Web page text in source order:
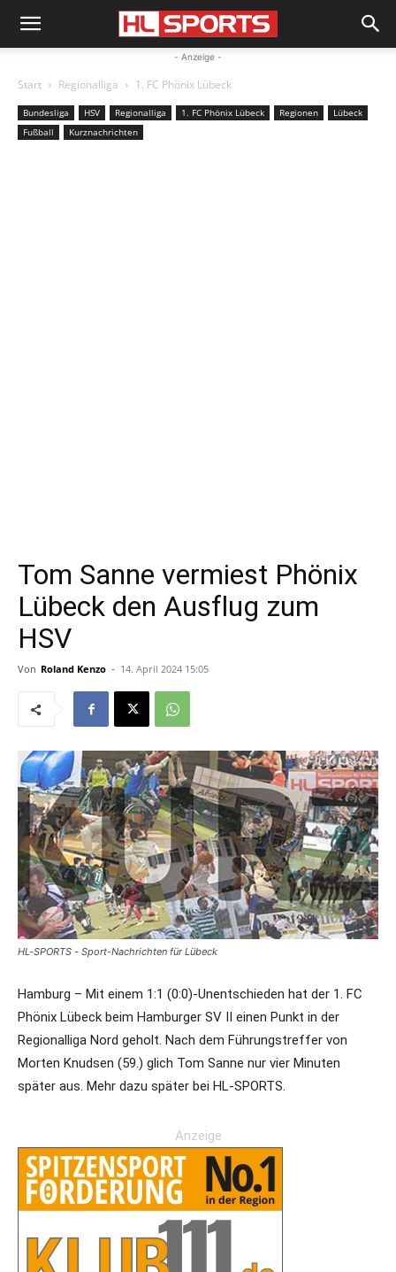
- Anzeige -
Start Regionalliga 1. FC Phönix Lübeck
Bundesliga HSV Regionalliga 1. FC Phönix Lübeck Regionen
Lübeck
Fußball
Kurznachrichten
Tom Sanne vermiest Phönix
Lübeck den Ausflug zum
HSV
Von Roland Kenzo - 14. April 2024 15:05
HL-SPORTS - Sport-Nachrichten für Lübeck
Hamburg – Mit einem 1:1 (0:0)-Unentschieden hat der 1. FC
Phönix Lübeck beim Hamburger SV II einen Punkt in der
Regionalliga Nord geholt. Nach dem Führungstreffer von
Morten Knudsen (59.) glich Tom Sanne nur vier Minuten
später aus. Mehr dazu später bei HL-SPORTS.
Anzeige